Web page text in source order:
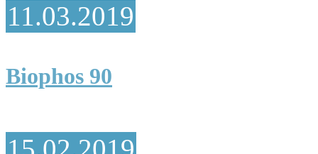
11.03.2019
Biophos 90